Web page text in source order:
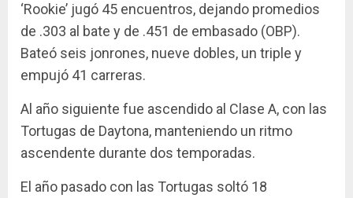
‘Rookie’ jugó 45 encuentros, dejando promedios
de .303 al bate y de .451 de embasado (OBP).
Bateó seis jonrones, nueve dobles, un triple y
empujó 41 carreras.
Al año siguiente fue ascendido al Clase A, con las
Tortugas de Daytona, manteniendo un ritmo
ascendente durante dos temporadas.
El año pasado con las Tortugas soltó 18